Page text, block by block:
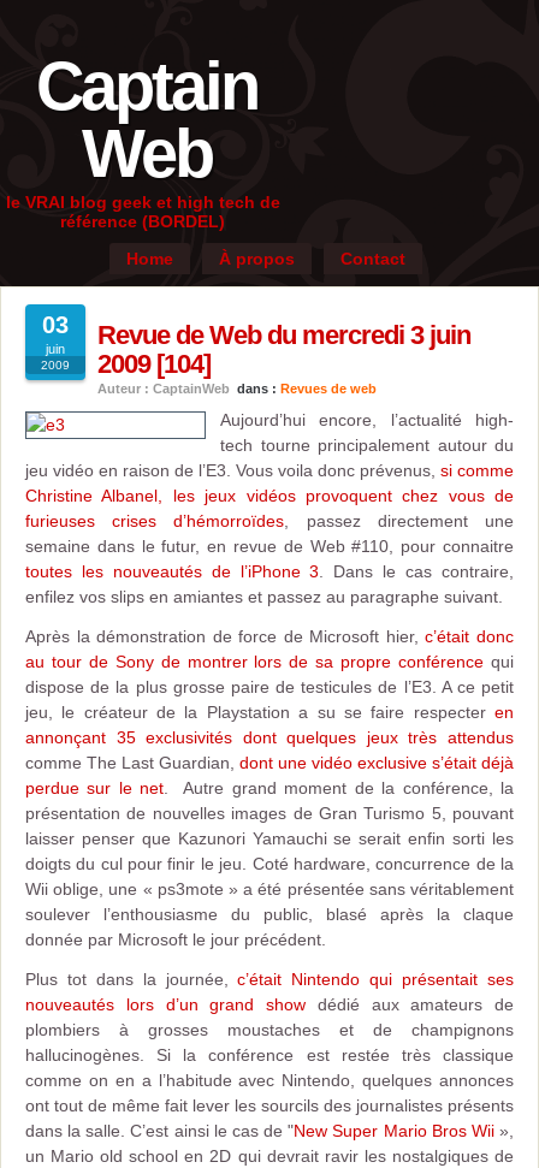
Captain
Web
le VRAI blog geek et high tech de
référence (BORDEL)
Home
À propos Contact
03
juin
2009
Revue de Web du mercredi 3 juin
2009 [104]
Auteur : CaptainWeb dans : Revues de web
Aujourd’hui encore, l’actualité high-
tech tourne principalement autour du
jeu vidéo en raison de l’E3. Vous voila donc prévenus, si comme
Christine Albanel, les jeux vidéos provoquent chez vous de
furieuses crises d’hémorroïdes , passez directement une
semaine dans le futur, en revue de Web #110, pour connaitre
toutes les nouveautés de l’iPhone 3 . Dans le cas contraire,
enfilez vos slips en amiantes et passez au paragraphe suivant.
Après la démonstration de force de Microsoft hier,c’était donc
au tour de Sony de montrer lors de sa propre conférence qui
dispose de la plus grosse paire de testicules de l’E3. A ce petit
jeu, le créateur de la Playstation a su se faire respecter en
annonçant 35 exclusivités dont quelques jeux très attendus
comme The Last Guardian, dont une vidéo exclusive s’était déjà
perdue sur le net . Autre grand moment de la conférence, la
présentation de nouvelles images de Gran Turismo 5, pouvant
laisser penser que Kazunori Yamauchi se serait enfin sorti les
doigts du cul pour finir le jeu. Coté hardware, concurrence de la
Wii oblige, une « ps3mote » a été présentée sans véritablement
soulever l’enthousiasme du public, blasé après la claque
donnée par Microsoft le jour précédent.
Plus tot dans la journée,c’était Nintendo qui présentait ses
nouveautés lors d’un grand show dédié aux amateurs de
plombiers à grosses moustaches et de champignons
hallucinogènes. Si la conférence est restée très classique
comme on en a l’habitude avec Nintendo, quelques annonces
ont tout de même fait lever les sourcils des journalistes présents
dans la salle. C’est ainsi le cas de "New Super Mario Bros Wii»,
un Mario old school en 2D qui devrait ravir les nostalgiques de